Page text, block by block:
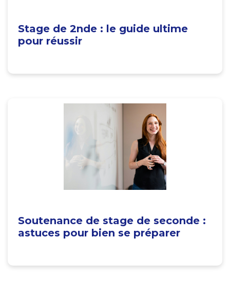
Stage de 2nde : le guide ultime
pour réussir
Soutenance de stage de seconde :
astuces pour bien se préparer